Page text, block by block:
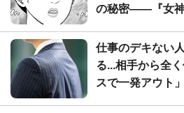
の秘密――『女
仕事のデキない
る...相手から全
スで一発アウト